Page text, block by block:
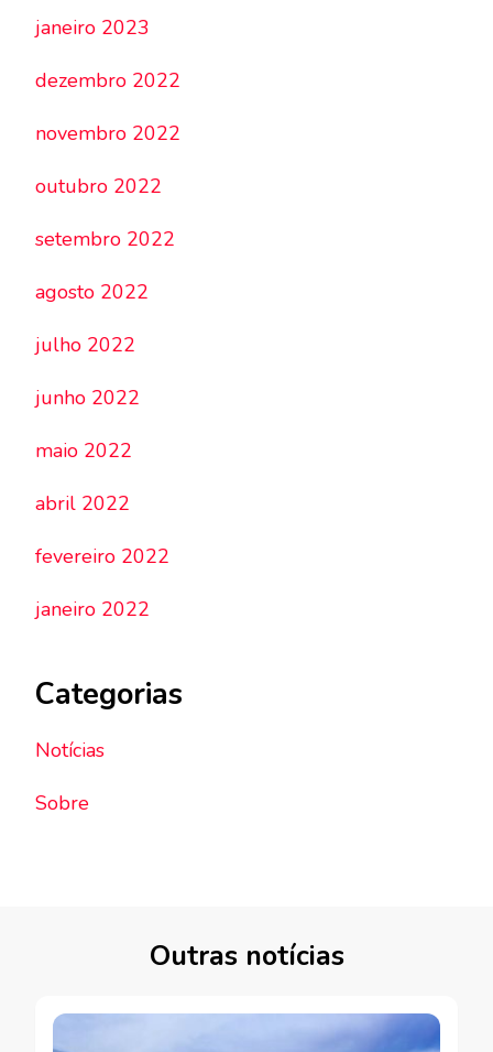
janeiro 2023
dezembro 2022
novembro 2022
outubro 2022
setembro 2022
agosto 2022
julho 2022
junho 2022
maio 2022
abril 2022
fevereiro 2022
janeiro 2022
Categorias
Notícias
Sobre
Outras notícias